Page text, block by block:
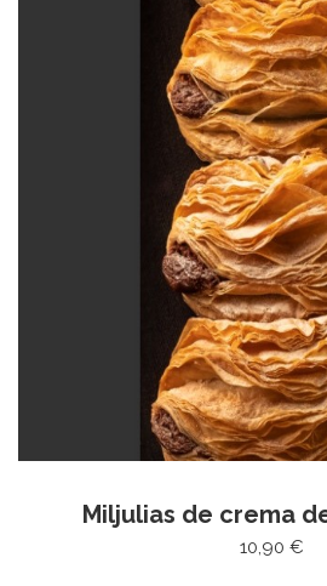
Miljulias de crema
10,90 €